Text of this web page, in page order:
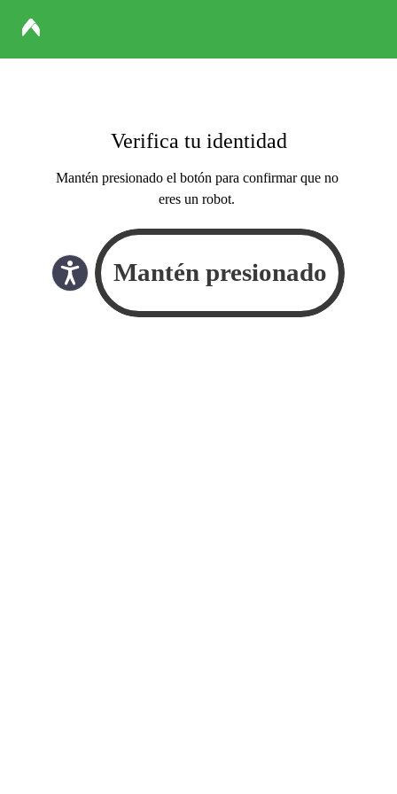
Verifica tu identidad
Mantén presionado el botón para confirmar que no
eres un robot.